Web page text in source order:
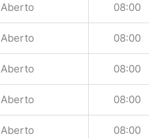
Aberto 08:00
Aberto 08:00
Aberto 08:00
Aberto 08:00
Aberto 08:00